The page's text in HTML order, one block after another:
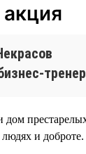
акция
тренер
и доброте.